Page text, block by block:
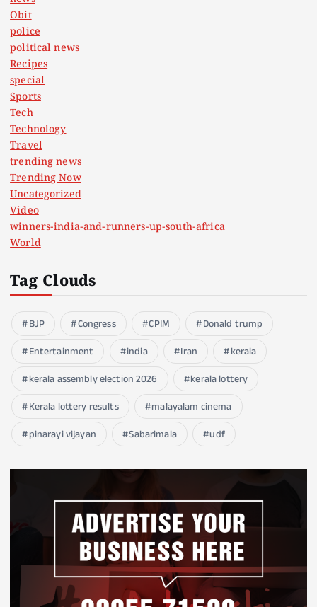
Obit
police
political news
Recipes
special
Sports
Tech
Technology
Travel
trending news
Trending Now
Uncategorized
Video
winners-india-and-runners-up-south-africa
World
Tag Clouds
BJP Congress CPIM
Donald trump
Entertainment
india Iran
kerala
kerala assembly election 2026
kerala lottery
Kerala lottery results
malayalam cinema
pinarayi vijayan
Sabarimala udf